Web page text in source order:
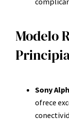
Modelo
Sony
ofrece